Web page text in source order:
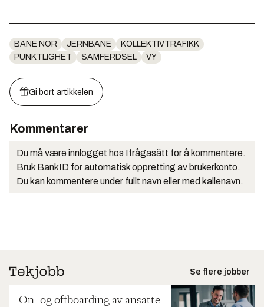
BANE NOR JERNBANE
KOLLEKTIVTRAFIKK
PUNKTLIGHET
SAMFERDSEL VY
Gi bort artikkelen
Kommentarer
Du må være innlogget hos Ifrågasätt for å kommentere.
Bruk BankID for automatisk oppretting av brukerkonto.
Du kan kommentere under fullt navn eller med kallenavn.
Se flere jobber
On- og offboarding av ansatte